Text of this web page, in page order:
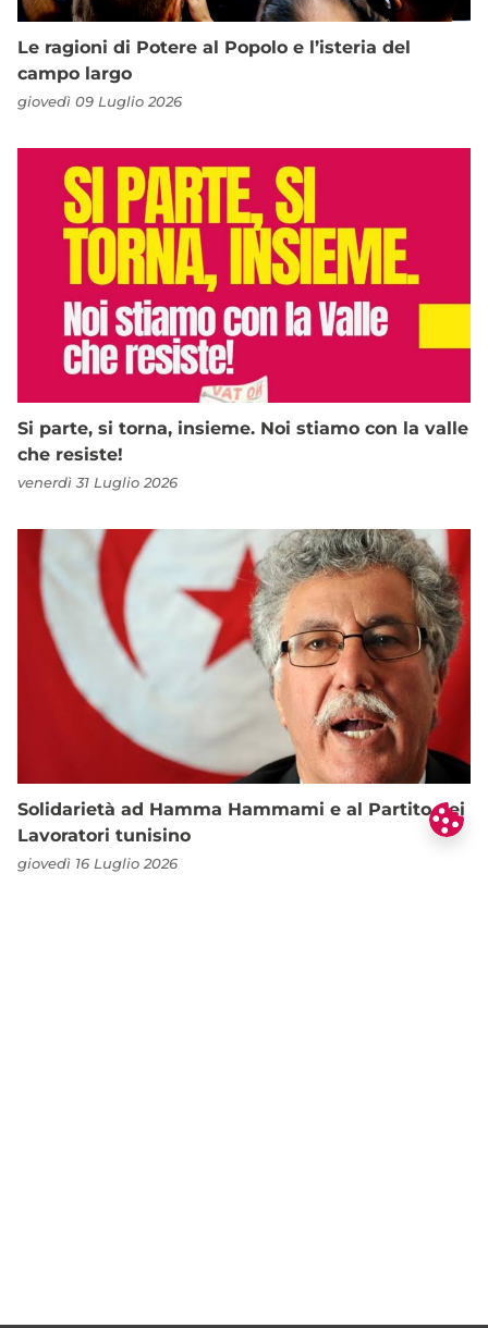
Le ragioni di Potere al Popolo e l’isteria del
campo largo
giovedì 09 Luglio 2026
Si parte, si torna, insieme. Noi stiamo con la valle
che resiste!
venerdì 31 Luglio 2026
Solidarietà ad Hamma Hammami e al Partito dei
Lavoratori tunisino
giovedì 16 Luglio 2026